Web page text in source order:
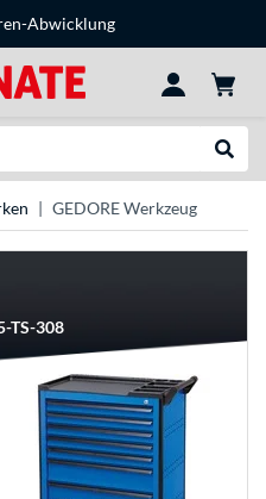
Abwicklung
GEDORE Werkzeug
TS-308